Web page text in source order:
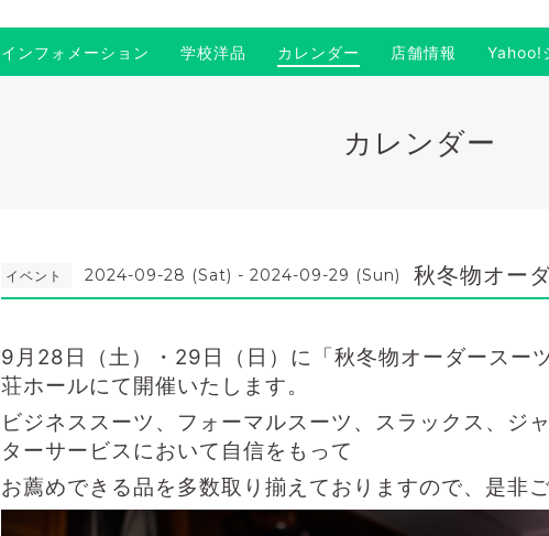
インフォメーション 学校洋品 カレンダー 店舗情報 Yahoo!
カレンダー
イベント 2024-09-28 (Sat) - 2024-09-29 (Sun) 秋冬物オー
9月28日（土）・29日（日）に「秋冬物オーダースー
荘ホールにて開催いたし ます。
ビジネススーツ、フォーマルスーツ、スラックス、ジ
ターサービスにおいて自信を もって
お薦めできる品を多数取り揃えておりますので、 是非